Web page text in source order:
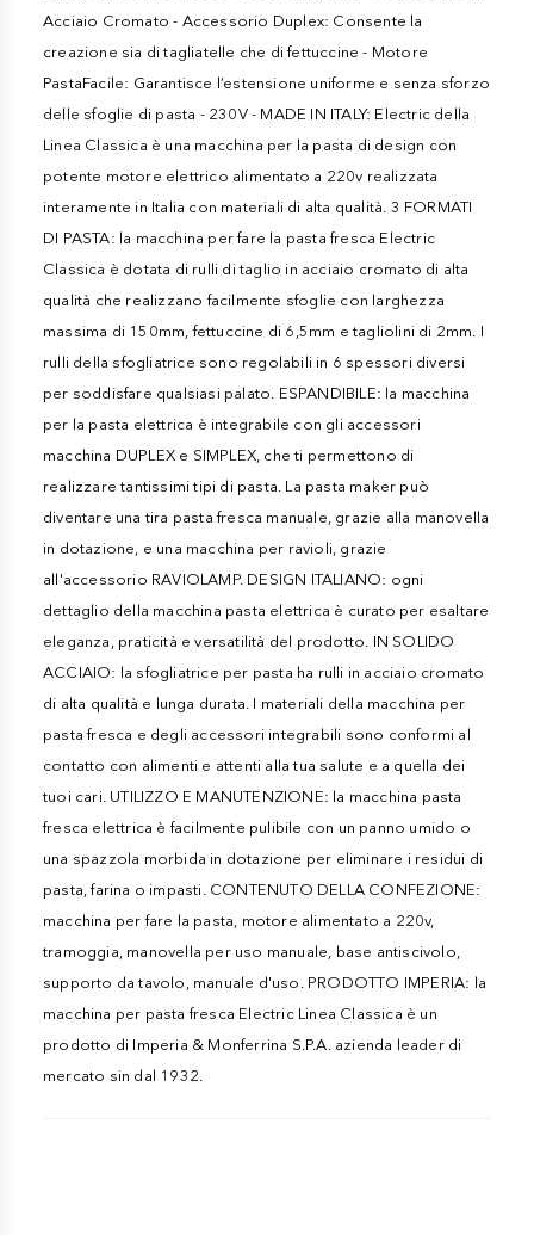
Acciaio Cromato - Accessorio Duplex: Consente la
creazione sia di tagliatelle che di fettuccine - Motore
PastaFacile: Garantisce l’estensione uniforme e senza sforzo
delle sfoglie di pasta - 230V - MADE IN ITALY: Electric della
Linea Classica è una macchina per la pasta di design con
potente motore elettrico alimentato a 220v realizzata
interamente in Italia con materiali di alta qualità. 3 FORMATI
DI PASTA: la macchina per fare la pasta fresca Electric
Classica è dotata di rulli di taglio in acciaio cromato di alta
qualità che realizzano facilmente sfoglie con larghezza
massima di 150mm, fettuccine di 6,5mm e tagliolini di 2mm. I
rulli della sfogliatrice sono regolabili in 6 spessori diversi
per soddisfare qualsiasi palato. ESPANDIBILE: la macchina
per la pasta elettrica è integrabile con gli accessori
macchina DUPLEX e SIMPLEX, che ti permettono di
realizzare tantissimi tipi di pasta. La pasta maker può
diventare una tira pasta fresca manuale, grazie alla manovella
in dotazione, e una macchina per ravioli, grazie
all'accessorio RAVIOLAMP. DESIGN ITALIANO: ogni
dettaglio della macchina pasta elettrica è curato per esaltare
eleganza, praticità e versatilità del prodotto. IN SOLIDO
ACCIAIO: la sfogliatrice per pasta ha rulli in acciaio cromato
di alta qualità e lunga durata. I materiali della macchina per
pasta fresca e degli accessori integrabili sono conformi al
contatto con alimenti e attenti alla tua salute e a quella dei
tuoi cari. UTILIZZO E MANUTENZIONE: la macchina pasta
fresca elettrica è facilmente pulibile con un panno umido o
una spazzola morbida in dotazione per eliminare i residui di
pasta, farina o impasti. CONTENUTO DELLA CONFEZIONE:
macchina per fare la pasta, motore alimentato a 220v,
tramoggia, manovella per uso manuale, base antiscivolo,
supporto da tavolo, manuale d'uso. PRODOTTO IMPERIA: la
macchina per pasta fresca Electric Linea Classica è un
prodotto di Imperia & Monferrina S.P.A. azienda leader di
mercato sin dal 1932.